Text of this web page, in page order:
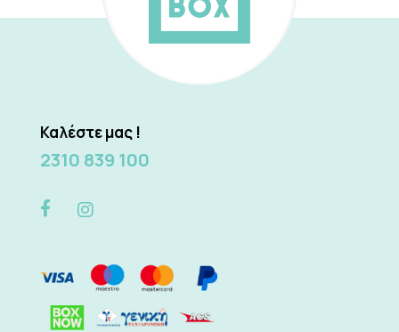
Καλέστε μας !
2310 839 100